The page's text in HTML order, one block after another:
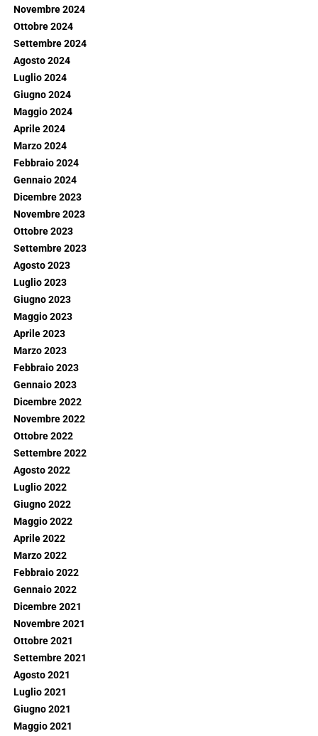
Novembre 2024
Ottobre 2024
Settembre 2024
Agosto 2024
Luglio 2024
Giugno 2024
Maggio 2024
Aprile 2024
Marzo 2024
Febbraio 2024
Gennaio 2024
Dicembre 2023
Novembre 2023
Ottobre 2023
Settembre 2023
Agosto 2023
Luglio 2023
Giugno 2023
Maggio 2023
Aprile 2023
Marzo 2023
Febbraio 2023
Gennaio 2023
Dicembre 2022
Novembre 2022
Ottobre 2022
Settembre 2022
Agosto 2022
Luglio 2022
Giugno 2022
Maggio 2022
Aprile 2022
Marzo 2022
Febbraio 2022
Gennaio 2022
Dicembre 2021
Novembre 2021
Ottobre 2021
Settembre 2021
Agosto 2021
Luglio 2021
Giugno 2021
Maggio 2021